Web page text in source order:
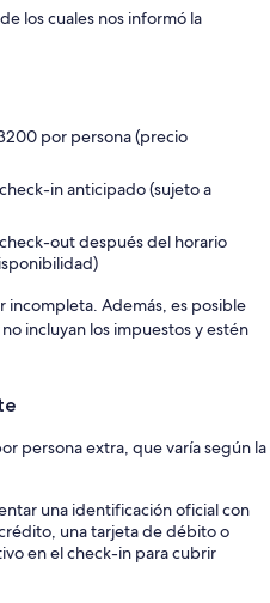
los cuales nos informó la
por persona (precio
in anticipado (sujeto a
out después del horario
incompleta. Además, es posible
incluyan los impuestos y estén
persona extra, que varía según la
una identificación oficial con
una tarjeta de débito o
en el check-in para cubrir